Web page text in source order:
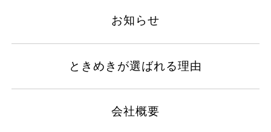
お知らせ
ときめきが選ばれる理由
会社概要